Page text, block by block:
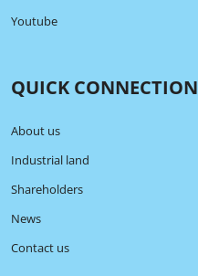
Youtube
QUICK CONNECTION
About us
Industrial land
Shareholders
News
Contact us